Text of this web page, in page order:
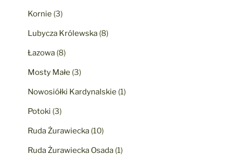
Kornie (3)
Lubycza Królewska (8)
Łazowa (8)
Mosty Małe (3)
Nowosiółki Kardynalskie (1)
Potoki (3)
Ruda Żurawiecka (10)
Ruda Żurawiecka Osada (1)